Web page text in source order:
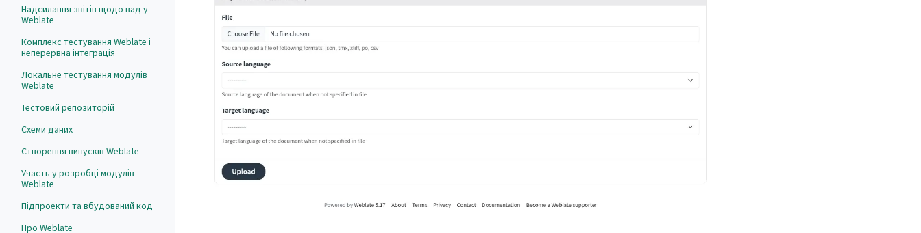
Надсилання звітів щодо вад у
Weblate
Комплекс тестування Weblate і
неперервна інтеграція
Локальне тестування модулів
Weblate
Тестовий репозиторій
Схеми даних
Створення випусків Weblate
Участь у розробці модулів
Weblate
Підпроекти та вбудований код
Про Weblate